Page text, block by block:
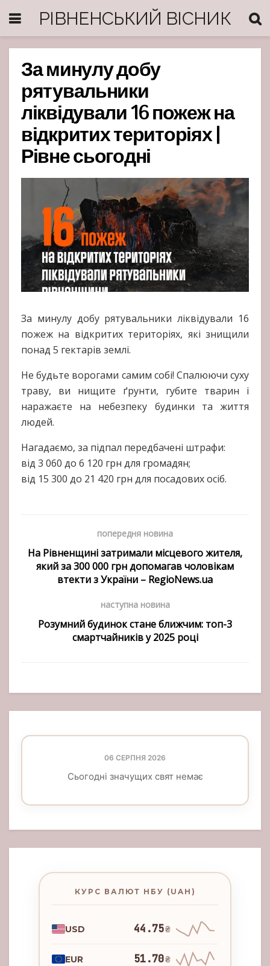
РІВНЕНСЬКИЙ ВІСНИК
За минулу добу
рятувальники
ліквідували 16 пожеж на
відкритих територіях |
Рівне сьогодні
За минулу добу рятувальники ліквідували 16
пожеж на відкритих територіях, які знищили
понад 5 гектарів землі.
Не будьте ворогами самим собі! Спалюючи суху
траву, ви нищите ґрунти, губите тварин і
наражаєте на небезпеку будинки та життя
людей.
Нагадаємо, за підпал передбачені штрафи:
від 3 060 до 6 120 грн для громадян;
від 15 300 до 21 420 грн для посадових осіб.
попередня новина
На Рівненщині затримали місцевого жителя,
який за 300 000 грн допомагав чоловікам
втекти з України – RegioNews.ua
наступна новина
Розумний будинок стане ближчим: топ-3
смартчайників у 2025 році
06 СЕРПНЯ 2026
Сьогодні значущих свят немає
КУРС ВАЛЮТ НБУ (UAH)
USD 44.75₴
EUR 51.70₴